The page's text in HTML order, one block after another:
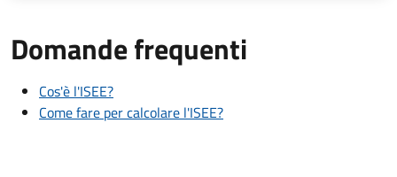
Domande frequenti
Cos'è l'ISEE?
Come fare per calcolare l'ISEE?